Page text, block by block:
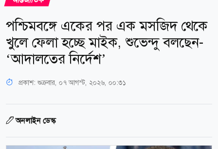
পশ্চিমবঙ্গে একের পর এক মসজিদ থেকে
খুলে ফেলা হচ্ছে মাইক, শুভেন্দু বলছেন-
‘আদালতের নির্দেশ’
প্রকাশ: শুক্রবার, ০৭ আগস্ট, ২০২৬, ০০:৩১
অনলাইন ডেস্ক